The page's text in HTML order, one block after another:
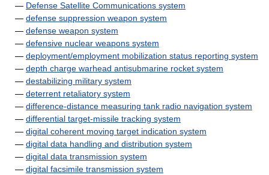
— Defense Satellite Communications system
— defense suppression weapon system
— defense weapon system
— defensive nuclear weapons system
— deployment/employment mobilization status reporting system
— depth charge warhead antisubmarine rocket system
— destabilizing military system
— deterrent retaliatory system
— difference-distance measuring tank radio navigation system
— differential target-missile tracking system
— digital coherent moving target indication system
— digital data handling and distribution system
— digital data transmission system
— digital facsimile transmission system